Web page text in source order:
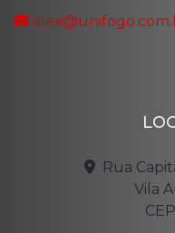
Rua
Vila